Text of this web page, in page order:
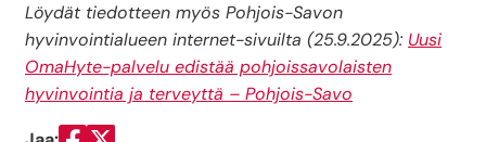
Löydät tiedotteen myös Pohjois-Savon
hyvinvointialueen internet-sivuilta (25.9.2025): Uusi
OmaHyte-palvelu edistää pohjoissavolaisten
hyvinvointia ja terveyttä – Pohjois-Savo